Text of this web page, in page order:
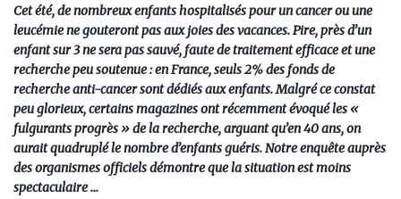
Cet été, de nombreux enfants hospitalisés pour un cancer ou une
leucémie ne gouteront pas aux joies des vacances. Pire, près d’un
enfant sur 3 ne sera pas sauvé, faute de traitement efficace et une
recherche peu soutenue : en France, seuls 2% des fonds de
recherche anti-cancer sont dédiés aux enfants. Malgré ce constat
peu glorieux, certains magazines ont récemment évoqué les «
fulgurants progrès » de la recherche, arguant qu’en 40 ans, on
aurait quadruplé le nombre d’enfants guéris. Notre enquête auprès
des organismes officiels démontre que la situation est moins
spectaculaire …